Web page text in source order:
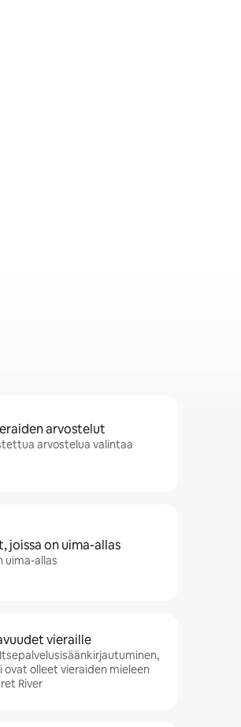
arvostelut
arvostelua valintaa
joissa on uima-allas
uima-allas
vieraille
ovat olleet vieraiden mieleen
River